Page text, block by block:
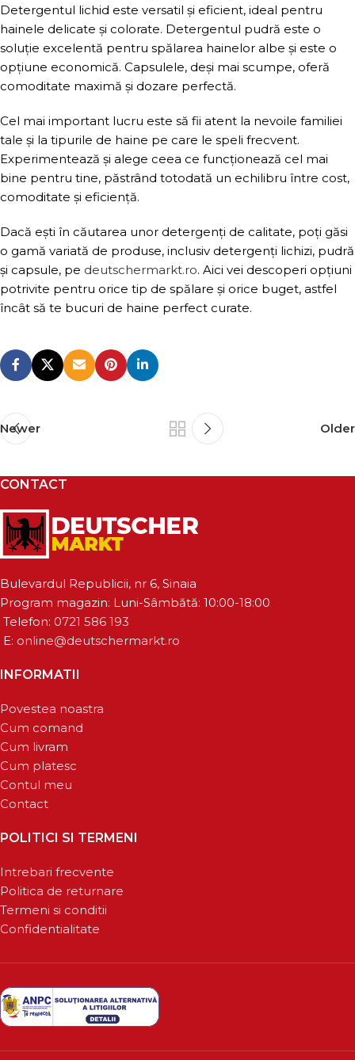
Detergentul lichid este versatil și eficient, ideal pentru
hainele delicate și colorate. Detergentul pudră este o
soluție excelentă pentru spălarea hainelor albe și este o
opțiune economică. Capsulele, deși mai scumpe, oferă
comoditate maximă și dozare perfectă.
Cel mai important lucru este să fii atent la nevoile familiei
tale și la tipurile de haine pe care le speli frecvent.
Experimentează și alege ceea ce funcționează cel mai
bine pentru tine, păstrând totodată un echilibru între cost,
comoditate și eficiență.
Dacă ești în căutarea unor detergenți de calitate, poți găsi
o gamă variată de produse, inclusiv detergenți lichizi, pudră
și capsule, pe deutschermarkt.ro. Aici vei descoperi opțiuni
potrivite pentru orice tip de spălare și orice buget, astfel
încât să te bucuri de haine perfect curate.
Newer Older
CONTACT
Bulevardul Republicii, nr 6, Sinaia
Program magazin: Luni-Sâmbătă: 10:00-18:00
Telefon: 0721 586 193
E: online@deutschermarkt.ro
INFORMATII
Povestea noastra
Cum comand
Cum livram
Cum platesc
Contul meu
Contact
POLITICI SI TERMENI
Intrebari frecvente
Politica de returnare
Termeni si conditii
Confidentialitate